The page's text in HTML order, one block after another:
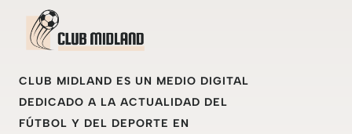
CLUB MIDLAND ES UN MEDIO DIGITAL
DEDICADO A LA ACTUALIDAD DEL
FÚTBOL Y DEL DEPORTE EN